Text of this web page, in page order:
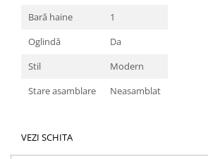
Bară haine
1
Oglindă
Da
Stil
Modern
Stare asamblare
Neasamblat
VEZI SCHITA